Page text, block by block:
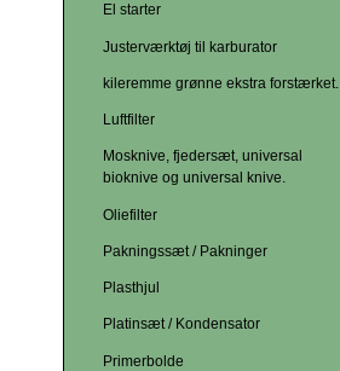
El starter
Justerværktøj til karburator
kileremme grønne ekstra forstærket.
Luftfilter
Mosknive, fjedersæt, universal
bioknive og universal knive.
Oliefilter
Pakningssæt / Pakninger
Plasthjul
Platinsæt / Kondensator
Primerbolde